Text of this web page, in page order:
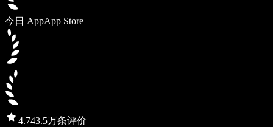
今日 AppApp Store
4.743.5万条评价